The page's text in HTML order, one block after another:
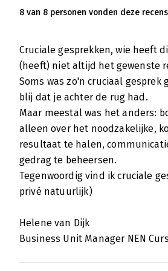
8 van 8 personen vonden deze
Cruciale gesprekken, wie heeft
(heeft) niet altijd het gewenste
Soms was zo'n cruciaal
blij dat je achter de rug had.
Maar meestal was het anders:
alleen over het noodzakelijke,
resultaat te halen,
gedrag te beheersen.
Tegenwoordig vind ik cruciale
privé natuurlijk)
Helene van Dijk
Business Unit Manager NEN